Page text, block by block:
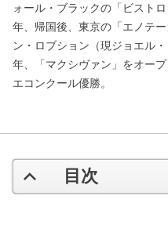
ォール・ブラックの「ビスト
年、帰国後、東京の「エノテ
ン・ロブション（現ジョエル
年、「マクシヴァン」をオー
エコンクール優勝。
目次